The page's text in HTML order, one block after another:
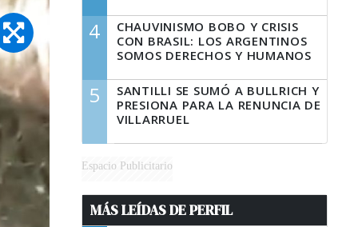
4
CHAUVINISMO BOBO Y CRISIS
CON BRASIL: LOS ARGENTINOS
SOMOS DERECHOS Y HUMANOS
5
SANTILLI SE SUMÓ A BULLRICH Y
PRESIONA PARA LA RENUNCIA DE
VILLARRUEL
Espacio Publicitario
MÁS LEÍDAS DE PERFIL